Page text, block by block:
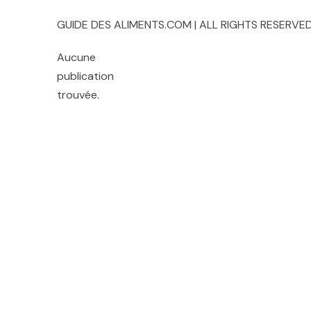
GUIDE DES ALIMENTS.COM | ALL RIGHTS
Aucune
publication
trouvée.